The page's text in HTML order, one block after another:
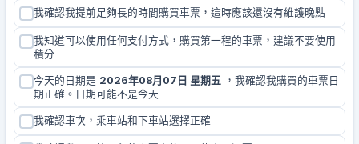
我確認我提前足夠長的時間購買車票，這時應該還沒有維護晚點
我知道可以使用任何支付方式，購買第一程的車票，建議不要使用
積分
今天的日期是 2026年08月07日 星期五 ，我確認我購買的車票日
期正確。日期可能不是今天
我確認車次，乘車站和下車站選擇正確